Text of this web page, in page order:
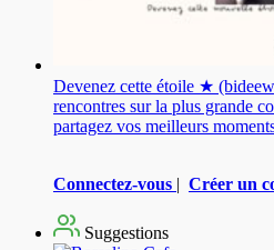
Devenez cette étoile ★
rencontres sur la plus grande
partagez vos meilleurs
Connectez-vous | Créer un
Suggestions